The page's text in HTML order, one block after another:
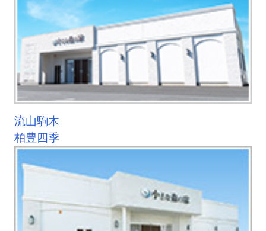
流山駒木
柏豊四季